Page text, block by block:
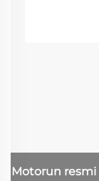
Motorun resmi